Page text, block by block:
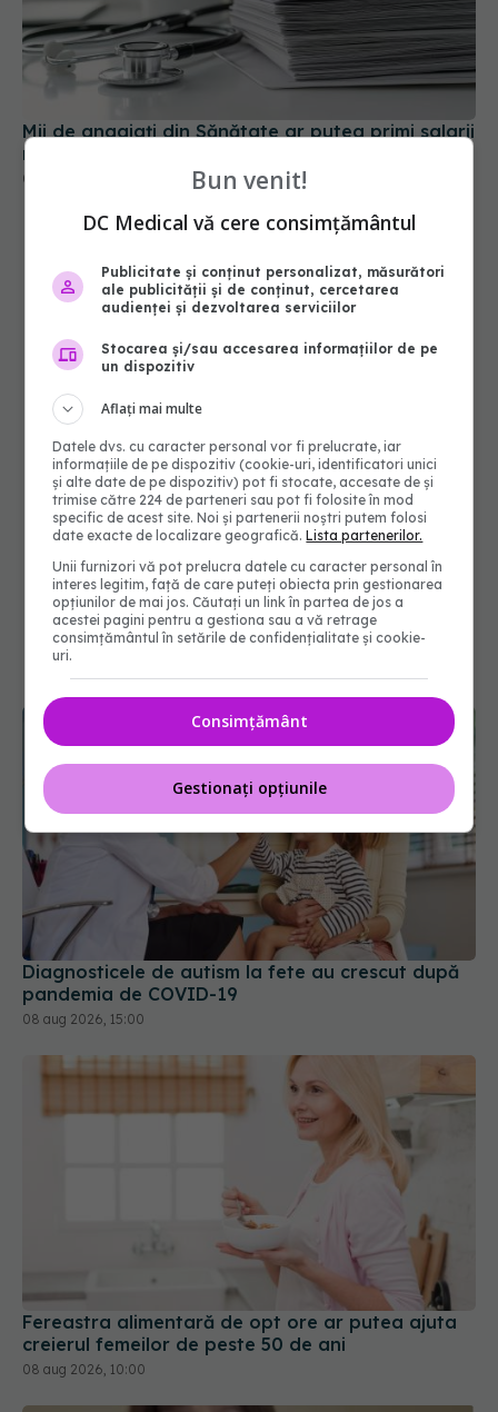
Mii de angajați din Sănătate ar putea primi salarii
mai mari. Sindicatele cer schimbarea legii
06 aug 2026, 19:26
Diagnosticele de autism la fete au crescut după
pandemia de COVID-19
08 aug 2026, 15:00
Fereastra alimentară de opt ore ar putea ajuta
creierul femeilor de peste 50 de ani
08 aug 2026, 10:00
Bun venit!
DC Medical vă cere consimțământul
Publicitate și conținut personalizat, măsurători
ale publicității și de conținut, cercetarea
audienței și dezvoltarea serviciilor
Stocarea și/sau accesarea informațiilor de pe
un dispozitiv
Aflați mai multe
Datele dvs. cu caracter personal vor fi prelucrate, iar
informațiile de pe dispozitiv (cookie-uri, identificatori unici
și alte date de pe dispozitiv) pot fi stocate, accesate de și
trimise către 224 de parteneri sau pot fi folosite în mod
specific de acest site. Noi și partenerii noștri putem folosi
date exacte de localizare geografică.Lista partenerilor.
Unii furnizori vă pot prelucra datele cu caracter personal în
interes legitim, față de care puteți obiecta prin gestionarea
opțiunilor de mai jos. Căutați un link în partea de jos a
acestei pagini pentru a gestiona sau a vă retrage
consimțământul în setările de confidențialitate și cookie-
uri.
Consimțământ
Gestionați opțiunile